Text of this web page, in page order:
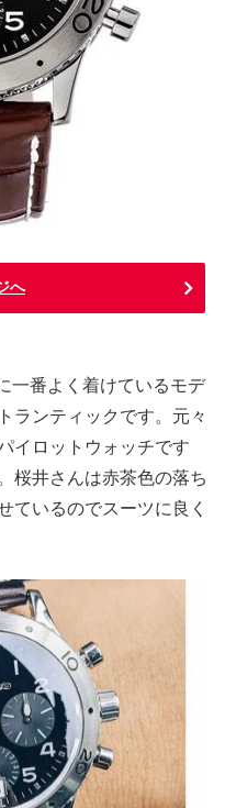
へ
一番よく着けているモデ
ランティックです。元々
イロットウォッチです
桜井さんは赤茶色の落ち
ているのでスーツに良く